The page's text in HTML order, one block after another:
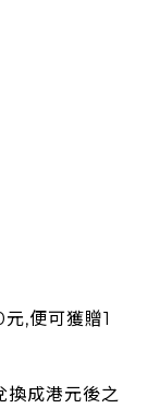
,便可獲贈1
換成港元後之